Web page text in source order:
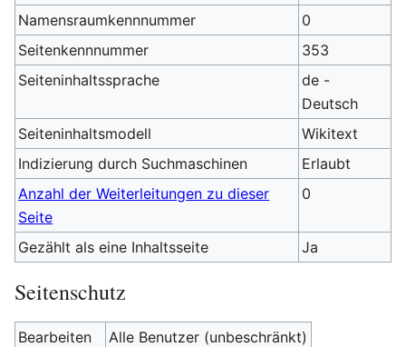
Namensraumkennnummer
0
Seitenkennnummer
353
Seiteninhaltssprache
de -
Deutsch
Seiteninhaltsmodell
Wikitext
Indizierung durch Suchmaschinen
Erlaubt
Anzahl der Weiterleitungen zu dieser
Seite
0
Gezählt als eine Inhaltsseite Ja
Seitenschutz
Bearbeiten
Alle Benutzer (unbeschränkt)